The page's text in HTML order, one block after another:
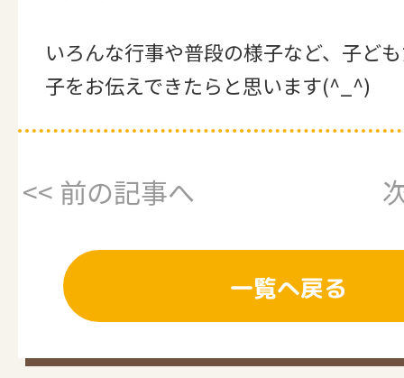
いろんな行事や普段の様子など、子ど
子をお伝えできたらと思います(^_^)
<< 前の記事へ
一覧へ戻る